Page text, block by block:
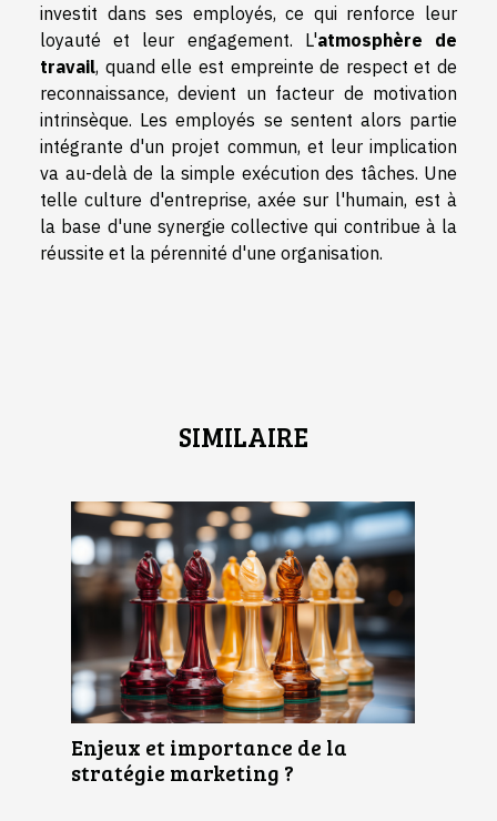
investit dans ses employés, ce qui renforce leur
loyauté et leur engagement. L'atmosphère de
travail, quand elle est empreinte de respect et de
reconnaissance, devient un facteur de motivation
intrinsèque. Les employés se sentent alors partie
intégrante d'un projet commun, et leur implication
va au-delà de la simple exécution des tâches. Une
telle culture d'entreprise, axée sur l'humain, est à
la base d'une synergie collective qui contribue à la
réussite et la pérennité d'une organisation.
SIMILAIRE
Enjeux et importance de la
stratégie marketing ?